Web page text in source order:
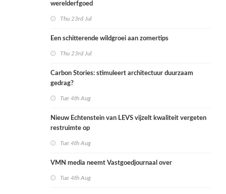
werelderfgoed
Thu 23rd Jul
Een schitterende wildgroei aan zomertips
Thu 23rd Jul
Carbon Stories: stimuleert architectuur duurzaam
gedrag?
Tue 4th Aug
Nieuw Echtenstein van LEVS vijzelt kwaliteit vergeten
restruimte op
Tue 4th Aug
VMN media neemt Vastgoedjournaal over
Tue 4th Aug